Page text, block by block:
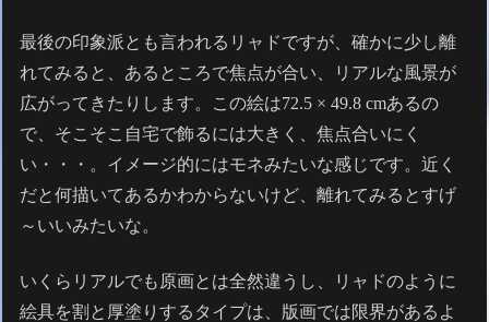
最後の印象派とも言われるリャドですが、確かに少し離
れてみると、あるところで焦点が合い、リアルな風景が
広がってきたりします。この絵は72.5 × 49.8 cmあるの
で、そこそこ自宅で飾るには大きく、焦点合いにく
い・・・。イメージ的にはモネみたいな感じです。近く
だと何描いてあるかわからないけど、離れてみるとすげ
～いいみたいな。
いくらリアルでも原画とは全然違うし、リャドのように
絵具を割と厚塗りするタイプは、版画では限界があるよ